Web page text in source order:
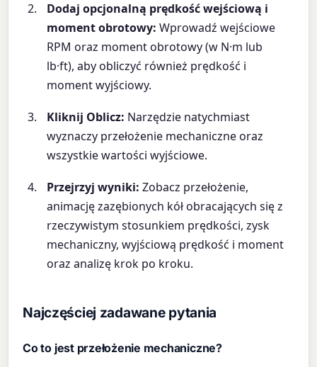
Dodaj opcjonalną prędkość wejściową i
moment obrotowy: Wprowadź wejściowe
RPM oraz moment obrotowy (w N·m lub
lb·ft), aby obliczyć również prędkość i
moment wyjściowy.
Kliknij Oblicz: Narzędzie natychmiast
wyznaczy przełożenie mechaniczne oraz
wszystkie wartości wyjściowe.
Przejrzyj wyniki: Zobacz przełożenie,
animację zazębionych kół obracających się z
rzeczywistym stosunkiem prędkości, zysk
mechaniczny, wyjściową prędkość i moment
oraz analizę krok po kroku.
Najczęściej zadawane pytania
Co to jest przełożenie mechaniczne?